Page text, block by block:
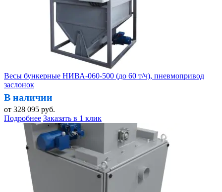
Весы бункерные НИВА-060-500 (до 60 т/ч), пневмопривод
заслонок
В наличии
от 328 095 руб.
Подробнее Заказать в 1 клик